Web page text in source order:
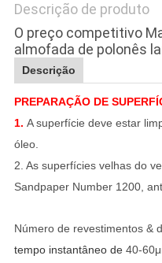
Descrição de produto
O preço competitivo
almofada de polonês
Descrição
PREPARAÇÃO DE
1. A superfície deve estar
óleo.
2. As superfícies velhas do
Sandpaper Number 1200,
Número de revestimentos &
tempo instantâneo de 40-